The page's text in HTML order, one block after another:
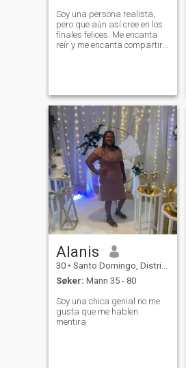
Soy una persona realista,
pero que aún así cree en los
finales felices. Me encanta
reír y me encanta compartir
por completo cuando ama, y
Alanis
30 • Santo Domingo, Distrito Nacional, Den Dominikanske Rep.
Søker: Mann 35 - 80
Soy una chica genial no me
gusta que me hablen
mentira